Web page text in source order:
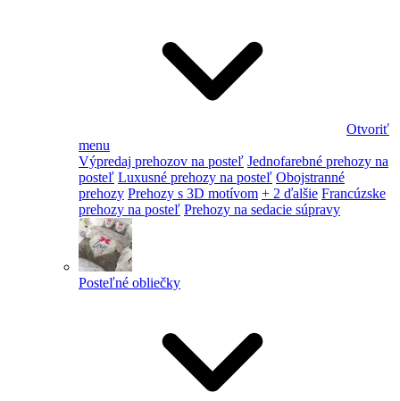
Otvoriť
menu
Výpredaj prehozov na posteľ Jednofarebné prehozy na
posteľ Luxusné prehozy na posteľ Obojstranné
prehozy Prehozy s 3D motívom + 2 ďalšie Francúzske
prehozy na posteľ Prehozy na sedacie súpravy
Posteľné obliečky